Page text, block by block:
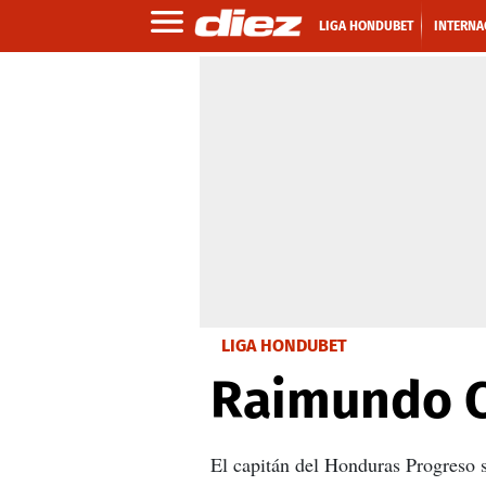
LIGA HONDUBET
LIGA HONDUBET
Raimundo
El capitán del Honduras